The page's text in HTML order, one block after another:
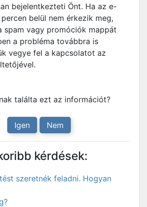
bejelentkezteti Önt. Ha az e-
belül nem érkezik meg,
spam vagy promóciók mappát
a probléma továbbra is
vegye fel a kapcsolatot az
találta ezt az információt?
Igen Nem
kérdések:
szeretnék feladni. Hogyan